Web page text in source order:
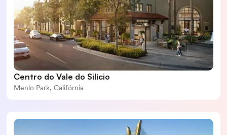
Centro do Vale do Silício
Menlo Park, Califórnia